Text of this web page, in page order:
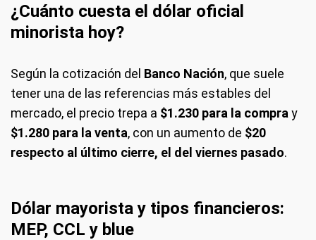
¿Cuánto cuesta el dólar oficial
minorista hoy?
Según la cotización del Banco Nación, que suele
tener una de las referencias más estables del
mercado, el precio trepa a $1.230 para la compra y
$1.280 para la venta, con un aumento de $20
respecto al último cierre, el del viernes pasado.
Dólar mayorista y tipos financieros:
MEP, CCL y blue